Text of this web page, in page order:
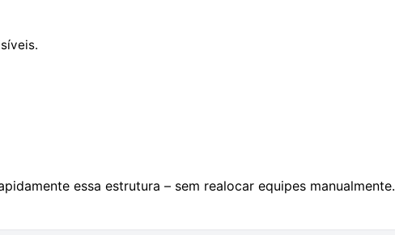
essa estrutura – sem realocar equipes manualmente.